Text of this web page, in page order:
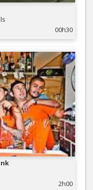
00h30
2h00